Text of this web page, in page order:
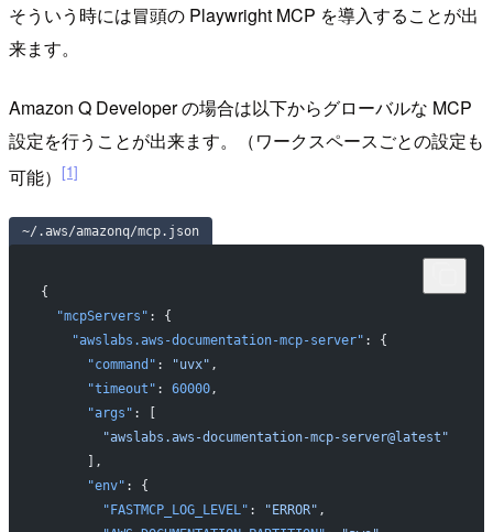
そういう時には冒頭の Playwright MCP を導入することが出
来ます。
Amazon Q Developer の場合は以下からグローバルな MCP
設定を行うことが出来ます。（ワークスペースごとの設定も
可能） [1]
~/.aws/amazonq/mcp.json
{
  "mcpServers"
: {
    "awslabs.aws-documentation-mcp-server"
: {
      "command"
: "uvx" ,
      "timeout"
: 60000,
      "args"
: [
        "awslabs.aws-documentation-mcp-server@latest"
      ],
      "env"
: {
        "FASTMCP_LOG_LEVEL"
: "ERROR" ,